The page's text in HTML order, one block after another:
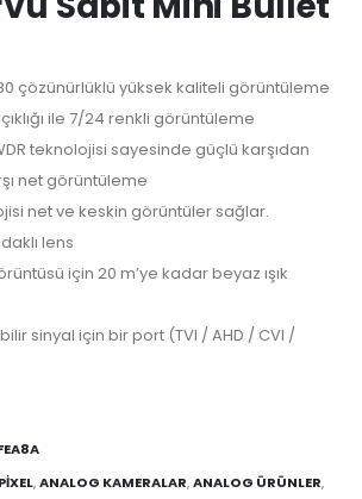
çözünürlüklü yüksek kaliteli görüntüleme
ile 7/24 renkli görüntüleme
teknolojisi sayesinde güçlü karşıdan
net görüntüleme
net ve keskin görüntüler sağlar.
lens
için 20 m’ye kadar beyaz ışık
sinyal için bir port (TVI / AHD / CVI /
,ANALOG KAMERALAR,ANALOG ÜRÜNLER,